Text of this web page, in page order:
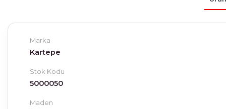
Marka
Kartepe
Stok Kodu
5000050
Maden